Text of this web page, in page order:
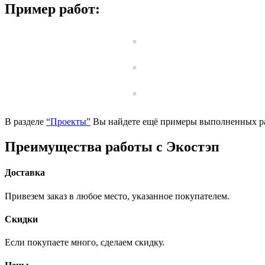
Пример работ:
В разделе “Проекты” Вы найдете ещё примеры выполненных
Преимущества работы с Экостэп
Доставка
Привезем заказ в любое место, указанное покупателем.
Скидки
Если покупаете много, сделаем скидку.